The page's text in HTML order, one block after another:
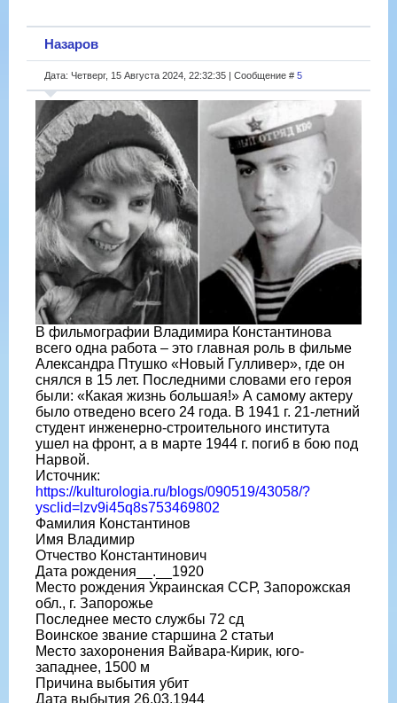
Назаров
Дата: Четверг, 15 Августа 2024, 22:32:35 | Сообщение # 5
В фильмографии Владимира Константинова
всего одна работа – это главная роль в фильме
Александра Птушко «Новый Гулливер», где он
снялся в 15 лет. Последними словами его героя
были: «Какая жизнь большая!» А самому актеру
было отведено всего 24 года. В 1941 г. 21-летний
студент инженерно-строительного института
ушел на фронт, а в марте 1944 г. погиб в бою под
Нарвой.
Источник:
https://kulturologia.ru/blogs/090519/43058/?
ysclid=lzv9i45q8s753469802
Фамилия Константинов
Имя Владимир
Отчество Константинович
Дата рождения__.__1920
Место рождения Украинская ССР, Запорожская
обл., г. Запорожье
Последнее место службы 72 сд
Воинское звание старшина 2 статьи
Место захоронения Вайвара-Кирик, юго-
западнее, 1500 м
Причина выбытия убит
Дата выбытия 26.03.1944